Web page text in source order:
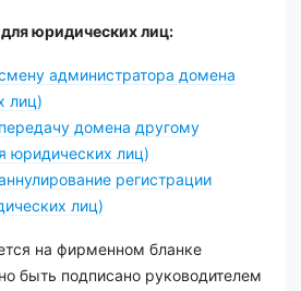
юридических лиц:
администратора домена
лиц)
домена другому
юридических лиц)
регистрации
лиц)
на фирменном бланке
быть подписано руководителем